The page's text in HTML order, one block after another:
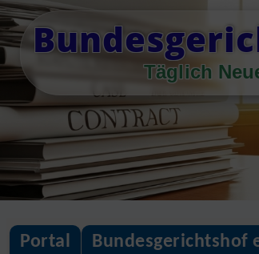
Skip
to
content
Täglich
Portal Bundesgerichtshof